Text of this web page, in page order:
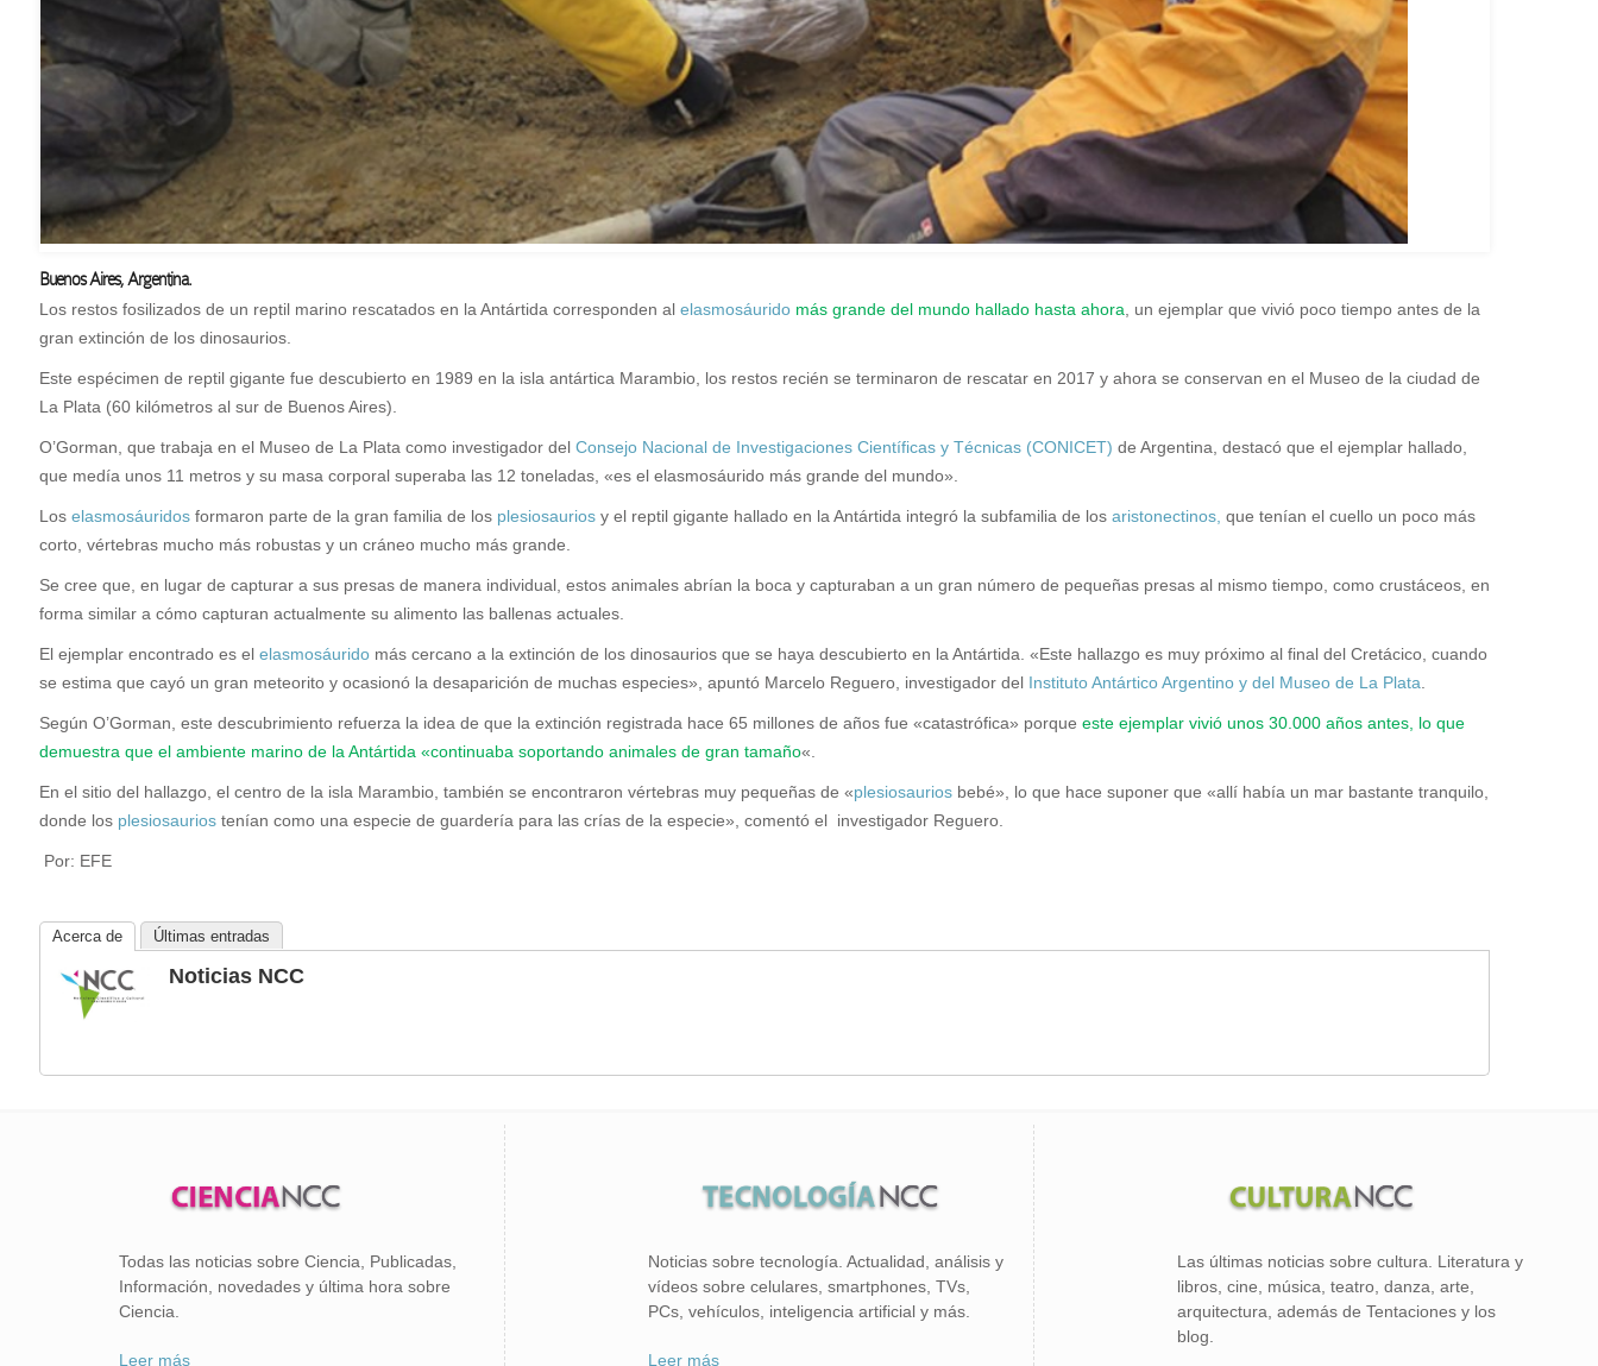
Buenos Aires, Argentina.
Los restos fosilizados de un reptil marino rescatados en la Antártida corresponden al elasmosáurido más grande del mundo hallado hasta ahora, un ejemplar que vivió poco tiempo antes de la
gran extinción de los dinosaurios.
Este espécimen de reptil gigante fue descubierto en 1989 en la isla antártica Marambio, los restos recién se terminaron de rescatar en 2017 y ahora se conservan en el Museo de la ciudad de
La Plata (60 kilómetros al sur de Buenos Aires).
O’Gorman, que trabaja en el Museo de La Plata como investigador del Consejo Nacional de Investigaciones Científicas y Técnicas (CONICET) de Argentina, destacó que el ejemplar hallado,
que medía unos 11 metros y su masa corporal superaba las 12 toneladas, «es el elasmosáurido más grande del mundo».
Los elasmosáuridos formaron parte de la gran familia de los plesiosaurios y el reptil gigante hallado en la Antártida integró la subfamilia de los aristonectinos, que tenían el cuello un poco más
corto, vértebras mucho más robustas y un cráneo mucho más grande.
Se cree que, en lugar de capturar a sus presas de manera individual, estos animales abrían la boca y capturaban a un gran número de pequeñas presas al mismo tiempo, como crustáceos, en
forma similar a cómo capturan actualmente su alimento las ballenas actuales.
El ejemplar encontrado es el elasmosáurido más cercano a la extinción de los dinosaurios que se haya descubierto en la Antártida. «Este hallazgo es muy próximo al final del Cretácico, cuando
se estima que cayó un gran meteorito y ocasionó la desaparición de muchas especies», apuntó Marcelo Reguero, investigador del Instituto Antártico Argentino y del Museo de La Plata.
Según O’Gorman, este descubrimiento refuerza la idea de que la extinción registrada hace 65 millones de años fue «catastrófica» porque este ejemplar vivió unos 30.000 años antes, lo que
demuestra que el ambiente marino de la Antártida «continuaba soportando animales de gran tamaño«.
En el sitio del hallazgo, el centro de la isla Marambio, también se encontraron vértebras muy pequeñas de «plesiosaurios bebé», lo que hace suponer que «allí había un mar bastante tranquilo,
donde los plesiosaurios tenían como una especie de guardería para las crías de la especie», comentó el investigador Reguero.
Por: EFE
Acerca de Últimas entradas
Noticias NCC
Todas las noticias sobre Ciencia, Publicadas,
Información, novedades y última hora sobre
Ciencia.
Leer más
Noticias sobre tecnología. Actualidad, análisis y
vídeos sobre celulares, smartphones, TVs,
PCs, vehículos, inteligencia artificial y más.
Leer más
Las últimas noticias sobre cultura. Literatura y
libros, cine, música, teatro, danza, arte,
arquitectura, además de Tentaciones y los
blog.